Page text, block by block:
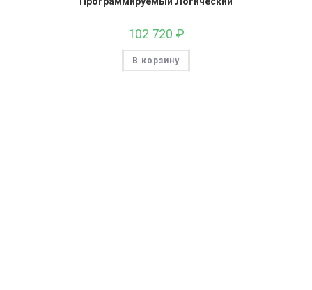
102 720 ₽
В корзину